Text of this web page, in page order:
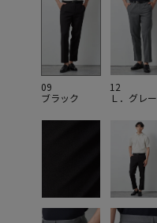
09
ブラック
12
Ｌ．グレー